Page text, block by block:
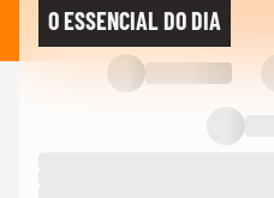
O ESSENCIAL DO DIA